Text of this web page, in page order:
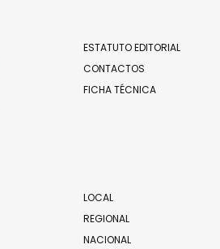
ESTATUTO EDITORIAL
CONTACTOS
FICHA TÉCNICA
LOCAL
REGIONAL
NACIONAL